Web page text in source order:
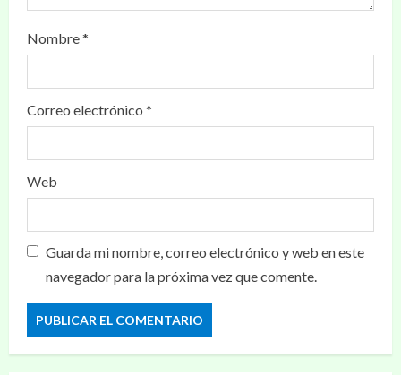
Nombre*
Correo electrónico *
Web
Guarda mi nombre, correo electrónico y web en este
navegador para la próxima vez que comente.